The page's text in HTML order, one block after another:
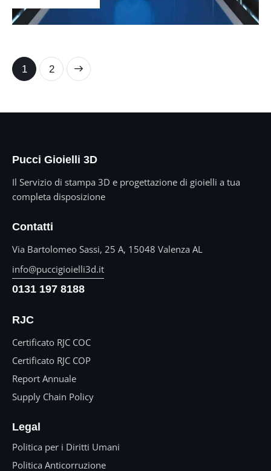
1 2
Pucci Gioielli 3D
Il Servizio di stampa 3D e progettazione di gioielli a tua
completa disposizione
Contatti
Via Bartolomeo Sassi, 25 A, 15048 Valenza AL
info@puccigioielli3d.it
0131 197 8188
RJC
Certificato RJC COC
Certificato RJC COP
Report Annuale
Supply Chain Policy
Legal
Politica per i Diritti Umani
Politica Anticorruzione